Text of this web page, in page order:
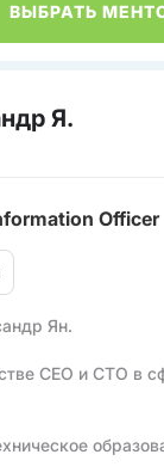
ВЫБРАТЬ
Я.
Officer
Ян.
CEO и CTO в